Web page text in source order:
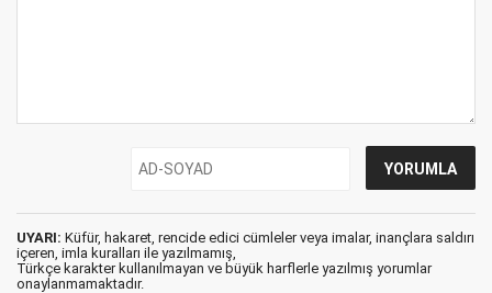
UYARI: Küfür, hakaret, rencide edici cümleler veya imalar, inançlara saldırı
içeren, imla kuralları ile yazılmamış,
Türkçe karakter kullanılmayan ve büyük harflerle yazılmış yorumlar
onaylanmamaktadır.